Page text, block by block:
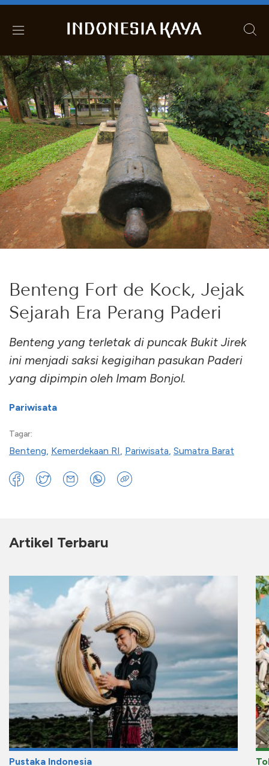
Benteng Fort de Kock, Jejak
Sejarah Era Perang Paderi
Benteng yang terletak di puncak Bukit Jirek
ini menjadi saksi kegigihan pasukan Paderi
yang dipimpin oleh Imam Bonjol.
Pariwisata
Tagar:
Benteng, Kemerdekaan RI, Pariwisata, Sumatra Barat
Artikel Terbaru
Pustaka Indonesia